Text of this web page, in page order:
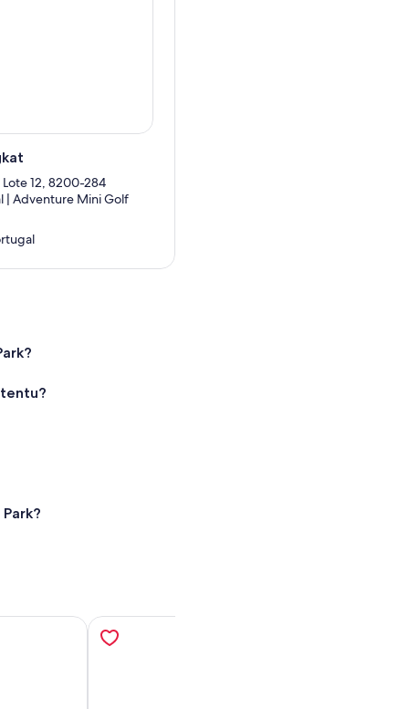
12, 8200-284
| Adventure Mini Golf